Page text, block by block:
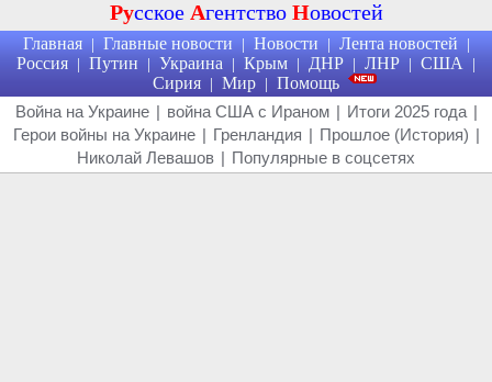
Русское Агентство Новостей
Главная | Главные новости | Новости | Лента новостей |
Россия | Путин | Украина | Крым | ДНР | ЛНР | США |
Сирия | Мир | Помощь
Война на Украине | война США с Ираном | Итоги 2025 года |
Герои войны на Украине | Гренландия | Прошлое (История) |
Николай Левашов | Популярные в соцсетях